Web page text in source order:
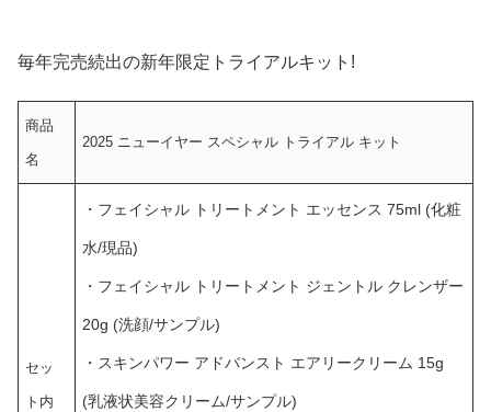
毎年完売続出の新年限定トライアルキット!
商品
名
2025 ニューイヤー スペシャル トライアル キット
セッ
ト内
・フェイシャル トリートメント エッセンス 75ml (化粧
水/現品)
・フェイシャル トリートメント ジェントル クレンザー
20g (洗顔/サンプル)
・スキンパワー アドバンスト エアリークリーム 15g
(乳液状美容クリーム/サンプル)